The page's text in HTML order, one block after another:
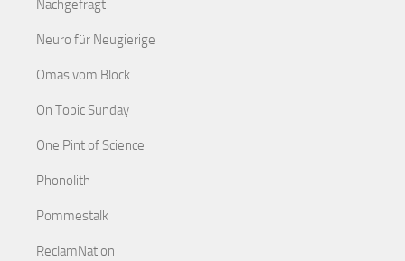
Nachgefragt
Neuro für Neugierige
Omas vom Block
On Topic Sunday
One Pint of Science
Phonolith
Pommestalk
ReclamNation